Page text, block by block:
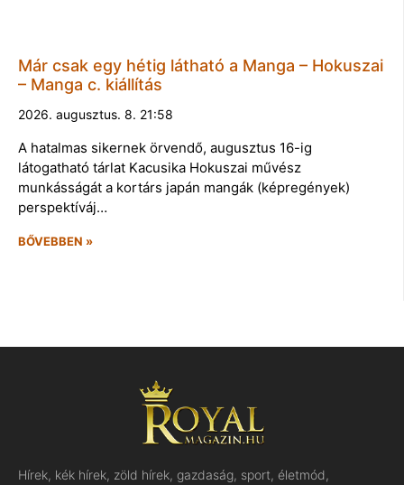
Már csak egy hétig látható a Manga – Hokuszai
– Manga c. kiállítás
2026. augusztus. 8. 21:58
A hatalmas sikernek örvendő, augusztus 16-ig
látogatható tárlat Kacusika Hokuszai művész
munkásságát a kortárs japán mangák (képregények)
perspektíváj…
BŐVEBBEN »
Hírek, kék hírek, zöld hírek, gazdaság, sport, életmód,